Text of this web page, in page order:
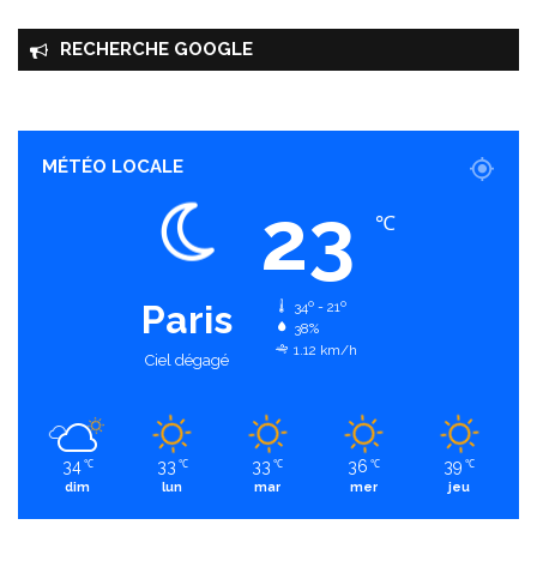
RECHERCHE GOOGLE
MÉTÉO LOCALE
Paris
Ciel dégagé
23 ℃
34º - 21º
38%
1.12 km/h
34 ℃
dim
33 ℃
lun
33 ℃
mar
36 ℃
mer
39 ℃
jeu